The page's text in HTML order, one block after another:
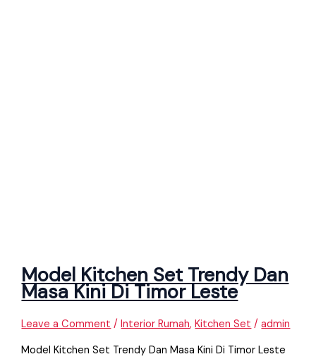
Model Kitchen Set Trendy Dan
Masa Kini Di Timor Leste
Leave a Comment /Interior Rumah,Kitchen Set /admin
Model Kitchen Set Trendy Dan Masa Kini Di Timor Leste